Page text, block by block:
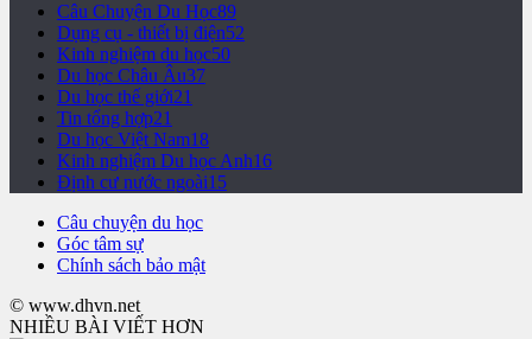
Câu Chuyện Du Học89
Dụng cụ - thiết bị điện52
Kinh nghiệm du học50
Du học Châu Âu37
Du học thế giới21
Tin tổng hợp21
Du học Việt Nam18
Kinh nghiệm Du học Anh16
Định cư nước ngoài15
Câu chuyện du học
Góc tâm sự
Chính sách bảo mật
© www.dhvn.net
NHIỀU BÀI VIẾT HƠN